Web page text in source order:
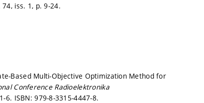
74, iss. 1, p. 9-24.
Based Multi-Objective Optimization Method for
Conference Radioelektronika
6. ISBN: 979-8-3315-4447-8.